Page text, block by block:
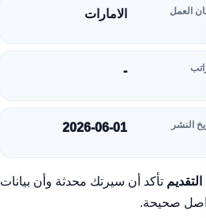
العمل الامارات
-
النشر 2026-06-01
تأكد أن سيرتك محدثة وأن بيانات
صحيحة.